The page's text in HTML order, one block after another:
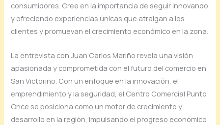
consumidores. Cree en la importancia de seguir innovando
y ofreciendo experiencias únicas que atraigan a los
clientes y promuevan el crecimiento económico en la zona.
La entrevista con Juan Carlos Mariño revela una visión
apasionada y comprometida con el futuro del comercio en
San Victorino. Con un enfoque en la innovación, el
emprendimiento y la seguridad, el Centro Comercial Punto
Once se posiciona como un motor de crecimiento y
desarrollo en la región, impulsando el progreso económico